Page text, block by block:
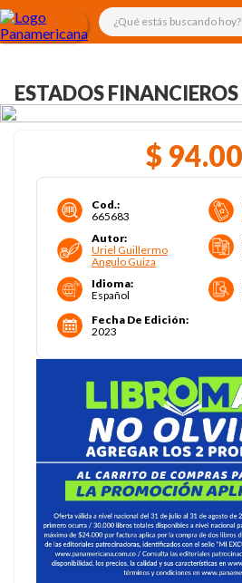
¿Qué estás buscando
ESTADOS
$ 94.
Cod.:
665683
Autor:
Uriel Guillermo
Angulo Guiza
Idioma:
Español
Fecha De Edición:
2023